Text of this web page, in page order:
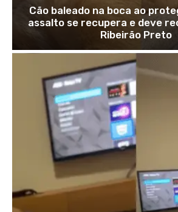
Cão baleado na boca ao
assalto se recupera e deve
Ribeirão Preto